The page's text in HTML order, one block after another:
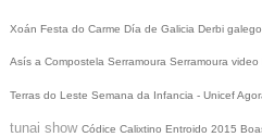
Xoán Festa do Carme Día de Galicia Derbi galego
Asís a Compostela Serramoura Serramoura video
Terras do Leste Semana da Infancia - Unicef
tunai show Códice Calixtino Entroido 2015